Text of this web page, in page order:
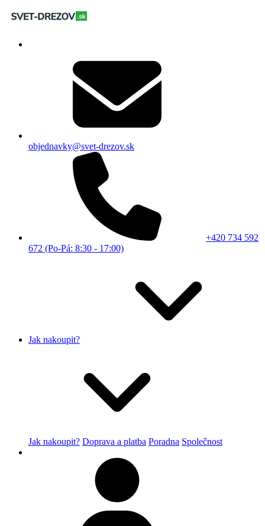
objednavky@svet-drezov.sk
+420 734 592
672 (Po-Pá: 8:30 - 17:00)
Jak nakoupit?
Jak nakoupit? Doprava a platba Poradna Společnost